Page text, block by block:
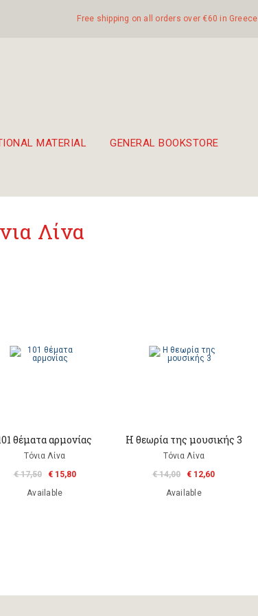
Free shipping on all orders over €60 in Greece
MATERIAL GENERAL BOOKSTORE
Λίνα
θέματα αρμονίας
Τόνια Λίνα
€ 17,50
€ 15,80
Available
Η θεωρία της μουσικής 3
Τόνια Λίνα
€ 14,00
€ 12,60
Available